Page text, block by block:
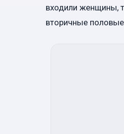
входили женщины,
вторичные